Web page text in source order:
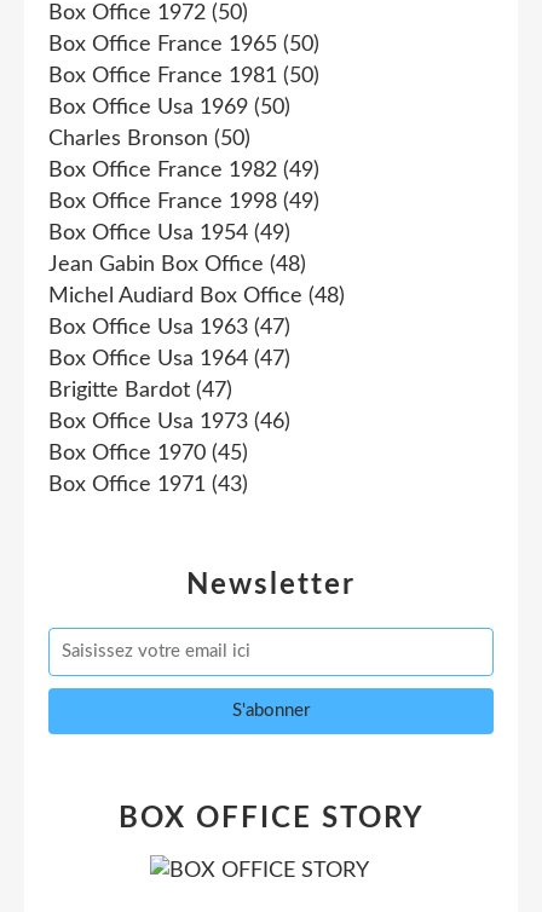
Newsletter
Box Office 1972 (50)
Box Office France 1965 (50)
Box Office France 1981 (50)
Box Office Usa 1969 (50)
Charles Bronson (50)
Box Office France 1982 (49)
Box Office France 1998 (49)
Box Office Usa 1954 (49)
Jean Gabin Box Office (48)
Michel Audiard Box Office (48)
Box Office Usa 1963 (47)
Box Office Usa 1964 (47)
Brigitte Bardot (47)
Box Office Usa 1973 (46)
Box Office 1970 (45)
Box Office 1971 (43)
BOX OFFICE STORY